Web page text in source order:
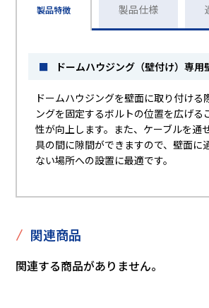
製品特徴 製品仕様
■ ドームハウジング（壁付け）専用
ドームハウジングを壁面に取り付ける
ングを固定するボルトの位置を広げる
性が向上します。また、ケーブルを通
具の間に隙間ができますので、壁面に
ない場所への設置に最適です。
/ 関連商品
関連する商品がありません。